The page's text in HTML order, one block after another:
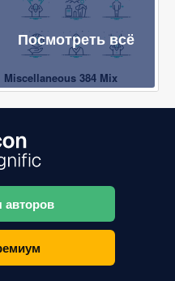
Посмотреть всё
Miscellaneous 384 Mix
авторов